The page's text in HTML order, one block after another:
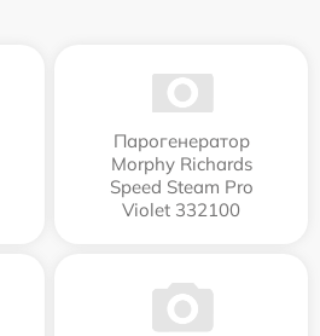
Парогенератор
Morphy Richards
Speed Steam Pro
Violet 332100